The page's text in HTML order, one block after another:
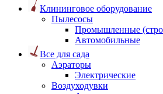
Клининговое оборудование
Пылесосы
Промышленные
Автомобильные
Все для сада
Аэраторы
Электрические
Воздуходувки